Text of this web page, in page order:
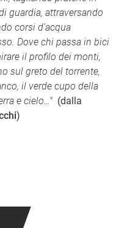
guardia, attraversando
corsi d'acqua
Dove chi passa in bici
il profilo dei monti,
sul greto del torrente,
il verde cupo della
e cielo…" (dalla
)